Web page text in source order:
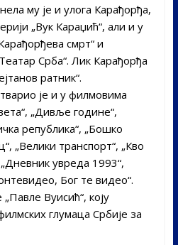
му је и улога Карађорђа,
„Вук Караџић“, али и у
смрт“ и
Срба“. Лик Карађорђа
ратник“.
је и у филмовима
„Дивље године“,
република“, „Бошко
„Велики транспорт“, „Кво
увреда 1993“,
Бог те видео“.
Вуисић“, коју
глумаца Србије за